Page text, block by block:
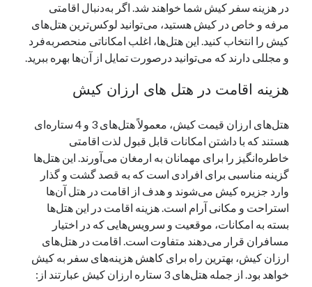
در هزینه سفر کیش شما خواهند شد. اگر به‌دنبال اقامتی
مرفه و خاص در کیش هستید، می‌توانید لوکس‌ترین هتل‌های
کیش را انتخاب کنید. این هتل‌ها، اغلب امکاناتی منحصربه‌فرد
و مجللی دارند که می‌توانید درصورت تمایل از آن‌ها بهره ببرید.
هزینه اقامت در هتل های ارزان کیش
هتل‌های ارزان قیمت کیش، معمولاً هتل‌های 3 و 4 ستاره‌ای
هستند که با داشتن امکانات قابل قبول لذت اقامتی
خاطره‌انگیز را برای مهمانان به ارمغان می‌آورند. این هتل‌ها
گزینه مناسبی برای افرادی است که به قصد گشت و گذار
وارد جزیره کیش می‌شوند و هدف از اقامت در هتل آن‌ها
استراحت و مکانی آرام است. هزینه اقامت در این هتل‌ها
بسته به امکانات، موقعیت و سرویس‌هایی که در اختیار
مسافران قرار می‌دهند متفاوت است. اقامت در هتل‌های
ارزان کیش، بهترین راه برای کاهش هزینه‌های سفر به کیش
خواهد بود. از جمله هتل‌های 3 ستاره ارزان کیش عبارتند از: